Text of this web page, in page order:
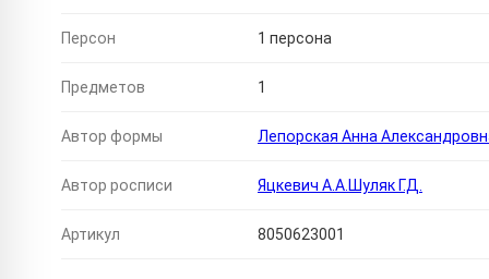
Персон 1 персона
Предметов 1
Автор формы Лепорская Анна
Автор росписи Яцкевич А.А.Шуляк Г.Д.
Артикул 8050623001